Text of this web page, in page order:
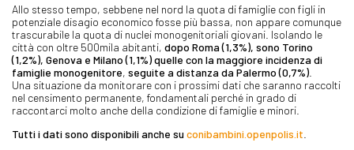
Allo stesso tempo, sebbene nel nord la quota di famiglie con figli in
potenziale disagio economico fosse più bassa, non appare comunque
trascurabile la quota di nuclei monogenitoriali giovani. Isolando le
città con oltre 500mila abitanti, dopo Roma (1,3%), sono Torino
(1,2%), Genova e Milano (1,1%) quelle con la maggiore incidenza di
famiglie monogenitore, seguite a distanza da Palermo (0,7%)
Una situazione da monitorare con i prossimi dati che saranno raccolti
nel censimento permanente, fondamentali perché in grado di
raccontarci molto anche della condizione di famiglie e minori.
Tutti i dati sono disponibili anche su conibambini.openpolis.it